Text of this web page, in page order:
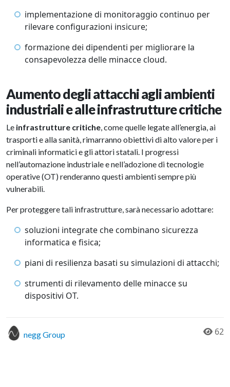
implementazione di monitoraggio continuo per
rilevare configurazioni insicure;
formazione dei dipendenti per migliorare la
consapevolezza delle minacce cloud.
Aumento degli attacchi agli ambienti
industriali e alle infrastrutture critiche
Le infrastrutture critiche , come quelle legate all’energia, ai
trasporti e alla sanità, rimarranno obiettivi di alto valore per i
criminali informatici e gli attori statali. I progressi
nell’automazione industriale e nell’adozione di tecnologie
operative (OT) renderanno questi ambienti sempre più
vulnerabili.
Per proteggere tali infrastrutture, sarà necessario adottare:
soluzioni integrate che combinano sicurezza
informatica e fisica;
piani di resilienza basati su simulazioni di attacchi;
strumenti di rilevamento delle minacce su
dispositivi OT.
negg Group 62